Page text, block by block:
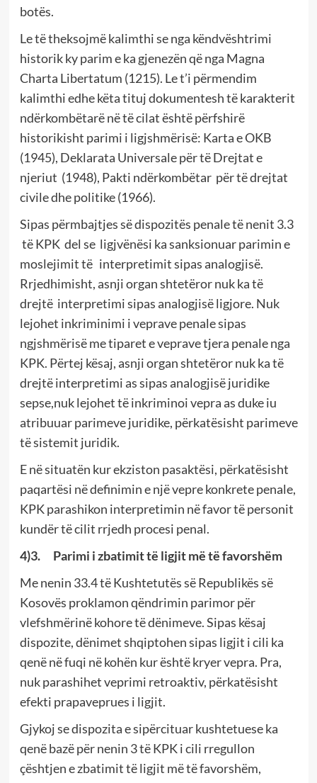
botës.
Le të theksojmë kalimthi se nga këndvështrimi
historik ky parim e ka gjenezën që nga Magna
Charta Libertatum (1215). Le t’i përmendim
kalimthi edhe këta tituj dokumentesh të karakterit
ndërkombëtarë në të cilat është përfshirë
historikisht parimi i ligjshmërisë: Karta e OKB
(1945), Deklarata Universale për të Drejtat e
njeriut (1948), Pakti ndërkombëtar për të drejtat
civile dhe politike (1966).
Sipas përmbajtjes së dispozitës penale të nenit 3.3
të KPK del se ligjvënësi ka sanksionuar parimin e
moslejimit të interpretimit sipas analogjisë.
Rrjedhimisht, asnji organ shtetëror nuk ka të
drejtë interpretimi sipas analogjisë ligjore. Nuk
lejohet inkriminimi i veprave penale sipas
ngjshmërisë me tiparet e veprave tjera penale nga
KPK. Përtej kësaj, asnji organ shtetëror nuk ka të
drejtë interpretimi as sipas analogjisë juridike
sepse,nuk lejohet të inkriminoi vepra as duke iu
atribuuar parimeve juridike, përkatësisht parimeve
të sistemit juridik.
E në situatën kur ekziston pasaktësi, përkatësisht
paqartësi në definimin e një vepre konkrete penale,
KPK parashikon interpretimin në favor të personit
kundër të cilit rrjedh procesi penal.
4)3. Parimi i zbatimit të ligjit më të favorshëm
Me nenin 33.4 të Kushtetutës së Republikës së
Kosovës proklamon qëndrimin parimor për
vlefshmërinë kohore të dënimeve. Sipas kësaj
dispozite, dënimet shqiptohen sipas ligjit i cili ka
qenë në fuqi në kohën kur është kryer vepra. Pra,
nuk parashihet veprimi retroaktiv, përkatësisht
efekti prapaveprues i ligjit.
Gjykoj se dispozita e sipërcituar kushtetuese ka
qenë bazë për nenin 3 të KPK i cili rregullon
çështjen e zbatimit të ligjit më të favorshëm,